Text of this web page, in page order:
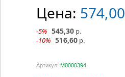
Цена: 574,00
-5% 545,30 р.
-10% 516,60 р.
Артикул: М0000394